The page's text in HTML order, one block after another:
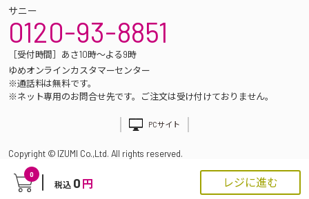
0
税込 0 円 レジに進む
サニー
0120-93-8851
［受付時間］あさ10時～よる9時
ゆめオンラインカスタマーセンター
※通話料は無料です。
※ネット専用のお問合せ先です。ご注文は受け付けておりません。
PCサイト
Copyright © IZUMI Co.,Ltd. All rights reserved.